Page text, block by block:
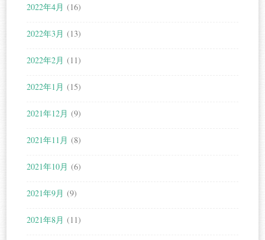
2022年4月 (16)
2022年3月 (13)
2022年2月 (11)
2022年1月 (15)
2021年12月 (9)
2021年11月 (8)
2021年10月 (6)
2021年9月 (9)
2021年8月 (11)